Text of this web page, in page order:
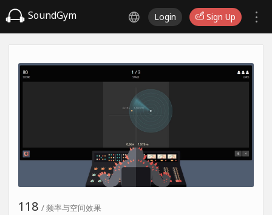
SoundGym Login Sign Up
118 / 频率与空间效果